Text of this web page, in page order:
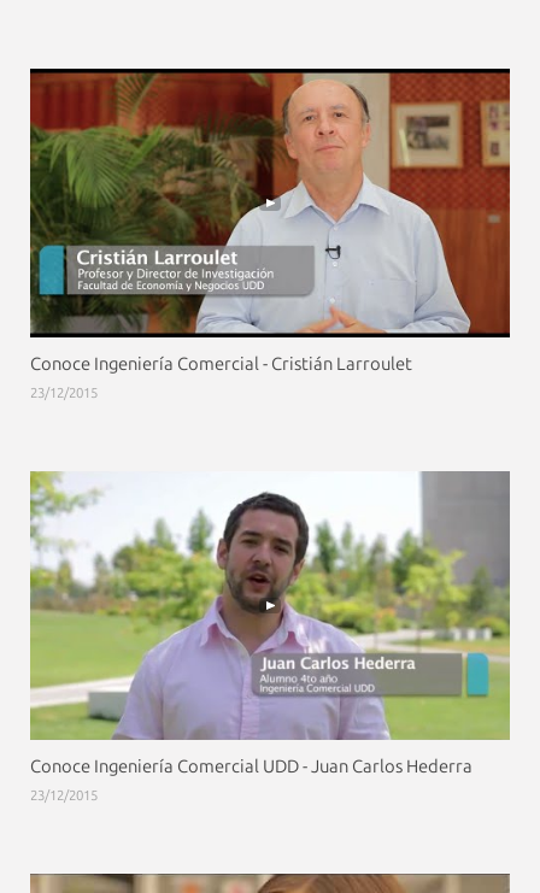
Conoce Ingeniería Comercial - Cristián Larroulet
23/12/2015
Conoce Ingeniería Comercial UDD - Juan Carlos Hederra
23/12/2015